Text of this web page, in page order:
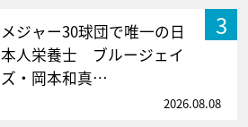
3
メジャー30球団で唯一の日
本人栄養士 ブルージェイ
ズ・岡本和真…
2026.08.08